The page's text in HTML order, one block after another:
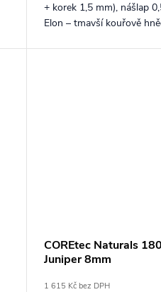
+ korek 1,5 mm), nášlap
Elon – tmavší kouřově
COREtec Naturals
Juniper 8mm
1 615 Kč bez DPH